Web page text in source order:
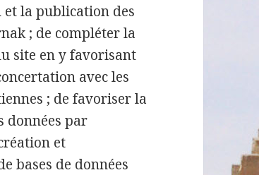
la publication des
; de compléter la
site en y favorisant
avec les
; de favoriser la
données par
et
bases de données